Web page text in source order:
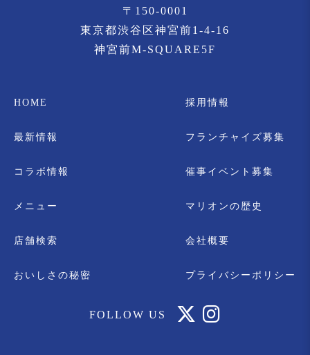
〒150-0001
東京都渋谷区神宮前1-4-16
神宮前M-SQUARE5F
HOME
最新情報
コラボ情報
メニュー
店舗検索
おいしさの秘密
採用情報
フランチャイズ募集
催事イベント募集
マリオンの歴史
会社概要
プライバシーポリシー
FOLLOW US